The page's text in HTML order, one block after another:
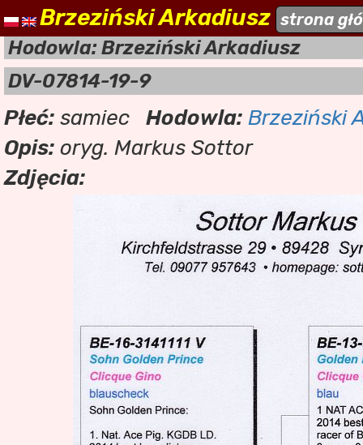
naszehodowle.pl
Brzeziński Arkadiusz strona
Hodowla: Brzeziński Arkadiusz
DV-07814-19-9
Płeć: samiec Hodowla: Brzeziński
Opis: oryg. Markus Sottor
Zdjęcia: